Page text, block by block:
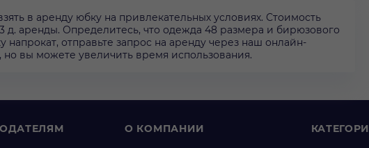
в аренду юбку на привлекательных условиях. Стоимость
д. аренды. Определитесь, что одежда 48 размера и бирюзового
напрокат, отправьте запрос на аренду через наш онлайн-
но вы можете увеличить время использования.
О КОМПАНИИ